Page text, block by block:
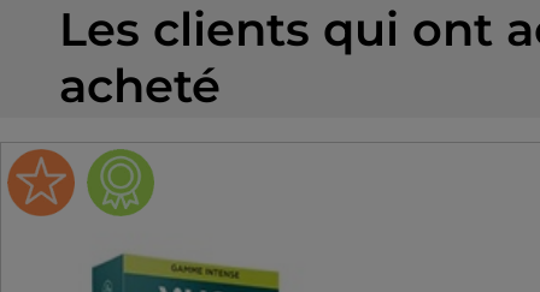
Les clients qui ont
acheté